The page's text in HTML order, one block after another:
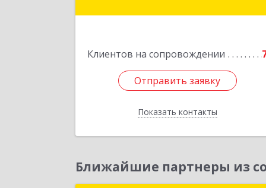
Клиентов на сопровождении
Отправить заявку
Показать контакты
Отправить заявку
Назад
Ближайшие партнеры из